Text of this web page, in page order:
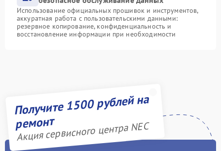
Использование официальных прошивок и инструментов,
аккуратная работа с пользовательскими данными:
резервное копирование, конфиденциальность и
восстановление информации при необходимости
Получите 1500 рублей на
ремонт
Акция сервисного центра NEC